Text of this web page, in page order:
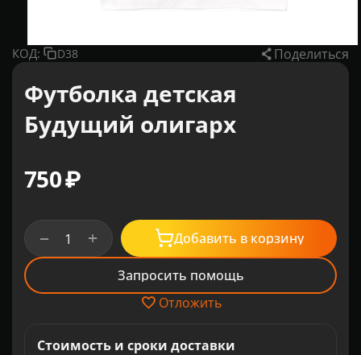
КОД: D38 Поделиться
Футболка детская
Будущий олигарх
‍750‍₽
+
− Добавить в корзину
Запросить помощь
Отложить
Стоимость и сроки доставки